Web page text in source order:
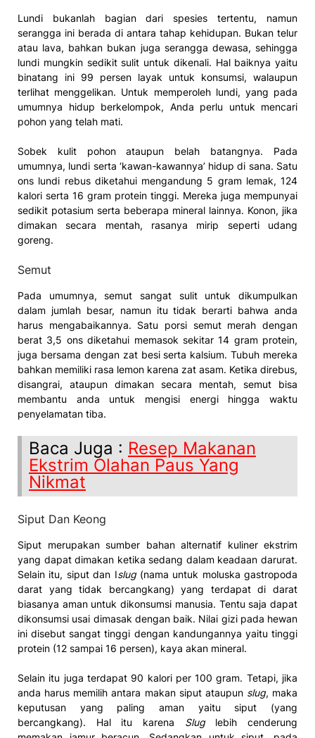
Lundi bukanlah bagian dari spesies tertentu, namun
serangga ini berada di antara tahap kehidupan. Bukan telur
atau lava, bahkan bukan juga serangga dewasa, sehingga
lundi mungkin sedikit sulit untuk dikenali. Hal baiknya yaitu
binatang ini 99 persen layak untuk konsumsi, walaupun
terlihat menggelikan. Untuk memperoleh lundi, yang pada
umumnya hidup berkelompok, Anda perlu untuk mencari
pohon yang telah mati.
Sobek kulit pohon ataupun belah batangnya. Pada
umumnya, lundi serta ‘kawan-kawannya’ hidup di sana. Satu
ons lundi rebus diketahui mengandung 5 gram lemak, 124
kalori serta 16 gram protein tinggi. Mereka juga mempunyai
sedikit potasium serta beberapa mineral lainnya. Konon, jika
dimakan secara mentah, rasanya mirip seperti udang
goreng.
Semut
Pada umumnya, semut sangat sulit untuk dikumpulkan
dalam jumlah besar, namun itu tidak berarti bahwa anda
harus mengabaikannya. Satu porsi semut merah dengan
berat 3,5 ons diketahui memasok sekitar 14 gram protein,
juga bersama dengan zat besi serta kalsium. Tubuh mereka
bahkan memiliki rasa lemon karena zat asam. Ketika direbus,
disangrai, ataupun dimakan secara mentah, semut bisa
membantu anda untuk mengisi energi hingga waktu
penyelamatan tiba.
Baca Juga : Resep Makanan
Ekstrim Olahan Paus Yang
Nikmat
Siput Dan Keong
Siput merupakan sumber bahan alternatif kuliner ekstrim
yang dapat dimakan ketika sedang dalam keadaan darurat.
Selain itu, siput dan Islug(nama untuk moluska gastropoda
darat yang tidak bercangkang) yang terdapat di darat
biasanya aman untuk dikonsumsi manusia. Tentu saja dapat
dikonsumsi usai dimasak dengan baik. Nilai gizi pada hewan
ini disebut sangat tinggi dengan kandungannya yaitu tinggi
protein (12 sampai 16 persen), kaya akan mineral.
Selain itu juga terdapat 90 kalori per 100 gram. Tetapi, jika
anda harus memilih antara makan siput ataupun slug, maka
keputusan yang paling aman yaitu siput (yang
bercangkang). Hal itu karena Slug lebih cenderung